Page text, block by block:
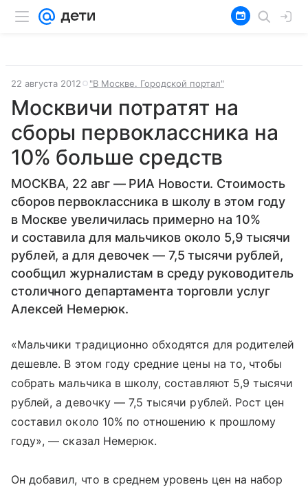
22 августа 2012 "В Москве. Городской портал"
Москвичи потратят на
сборы первоклассника на
10% больше средств
МОСКВА, 22 авг — РИА Новости. Стоимость
сборов первоклассника в школу в этом году
в Москве увеличилась примерно на 10%
и составила для мальчиков около 5,9 тысячи
рублей, а для девочек — 7,5 тысячи рублей,
сообщил журналистам в среду руководитель
столичного департамента торговли услуг
Алексей Немерюк.
«Мальчики традиционно обходятся для родителей
дешевле. В этом году средние цены на то, чтобы
собрать мальчика в школу, составляют 5,9 тысячи
рублей, а девочку — 7,5 тысячи рублей. Рост цен
составил около 10% по отношению к прошлому
году», — сказал Немерюк.
Он добавил, что в среднем уровень цен на набор